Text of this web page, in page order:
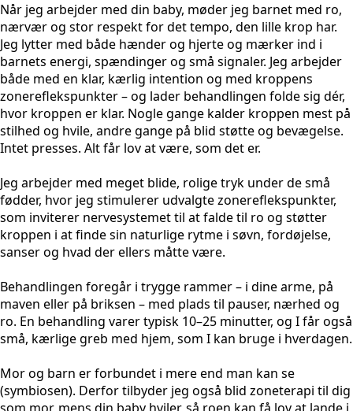
Når jeg arbejder med din baby, møder jeg barnet med ro,
nærvær og stor respekt for det tempo, den lille krop har.
Jeg lytter med både hænder og hjerte og mærker ind i
barnets energi, spændinger og små signaler. Jeg arbejder
både med en klar, kærlig intention og med kroppens
zonereflekspunkter – og lader behandlingen folde sig dér,
hvor kroppen er klar. Nogle gange kalder kroppen mest på
stilhed og hvile, andre gange på blid støtte og bevægelse.
Intet presses. Alt får lov at være, som det er.
Jeg arbejder med meget blide, rolige tryk under de små
fødder, hvor jeg stimulerer udvalgte zonereflekspunkter,
som inviterer nervesystemet til at falde til ro og støtter
kroppen i at finde sin naturlige rytme i søvn, fordøjelse,
sanser og hvad der ellers måtte være.
Behandlingen foregår i trygge rammer – i dine arme, på
maven eller på briksen – med plads til pauser, nærhed og
ro. En behandling varer typisk 10–25 minutter, og I får også
små, kærlige greb med hjem, som I kan bruge i hverdagen.
Mor og barn er forbundet i mere end man kan se
(symbiosen). Derfor tilbyder jeg også blid zoneterapi til dig